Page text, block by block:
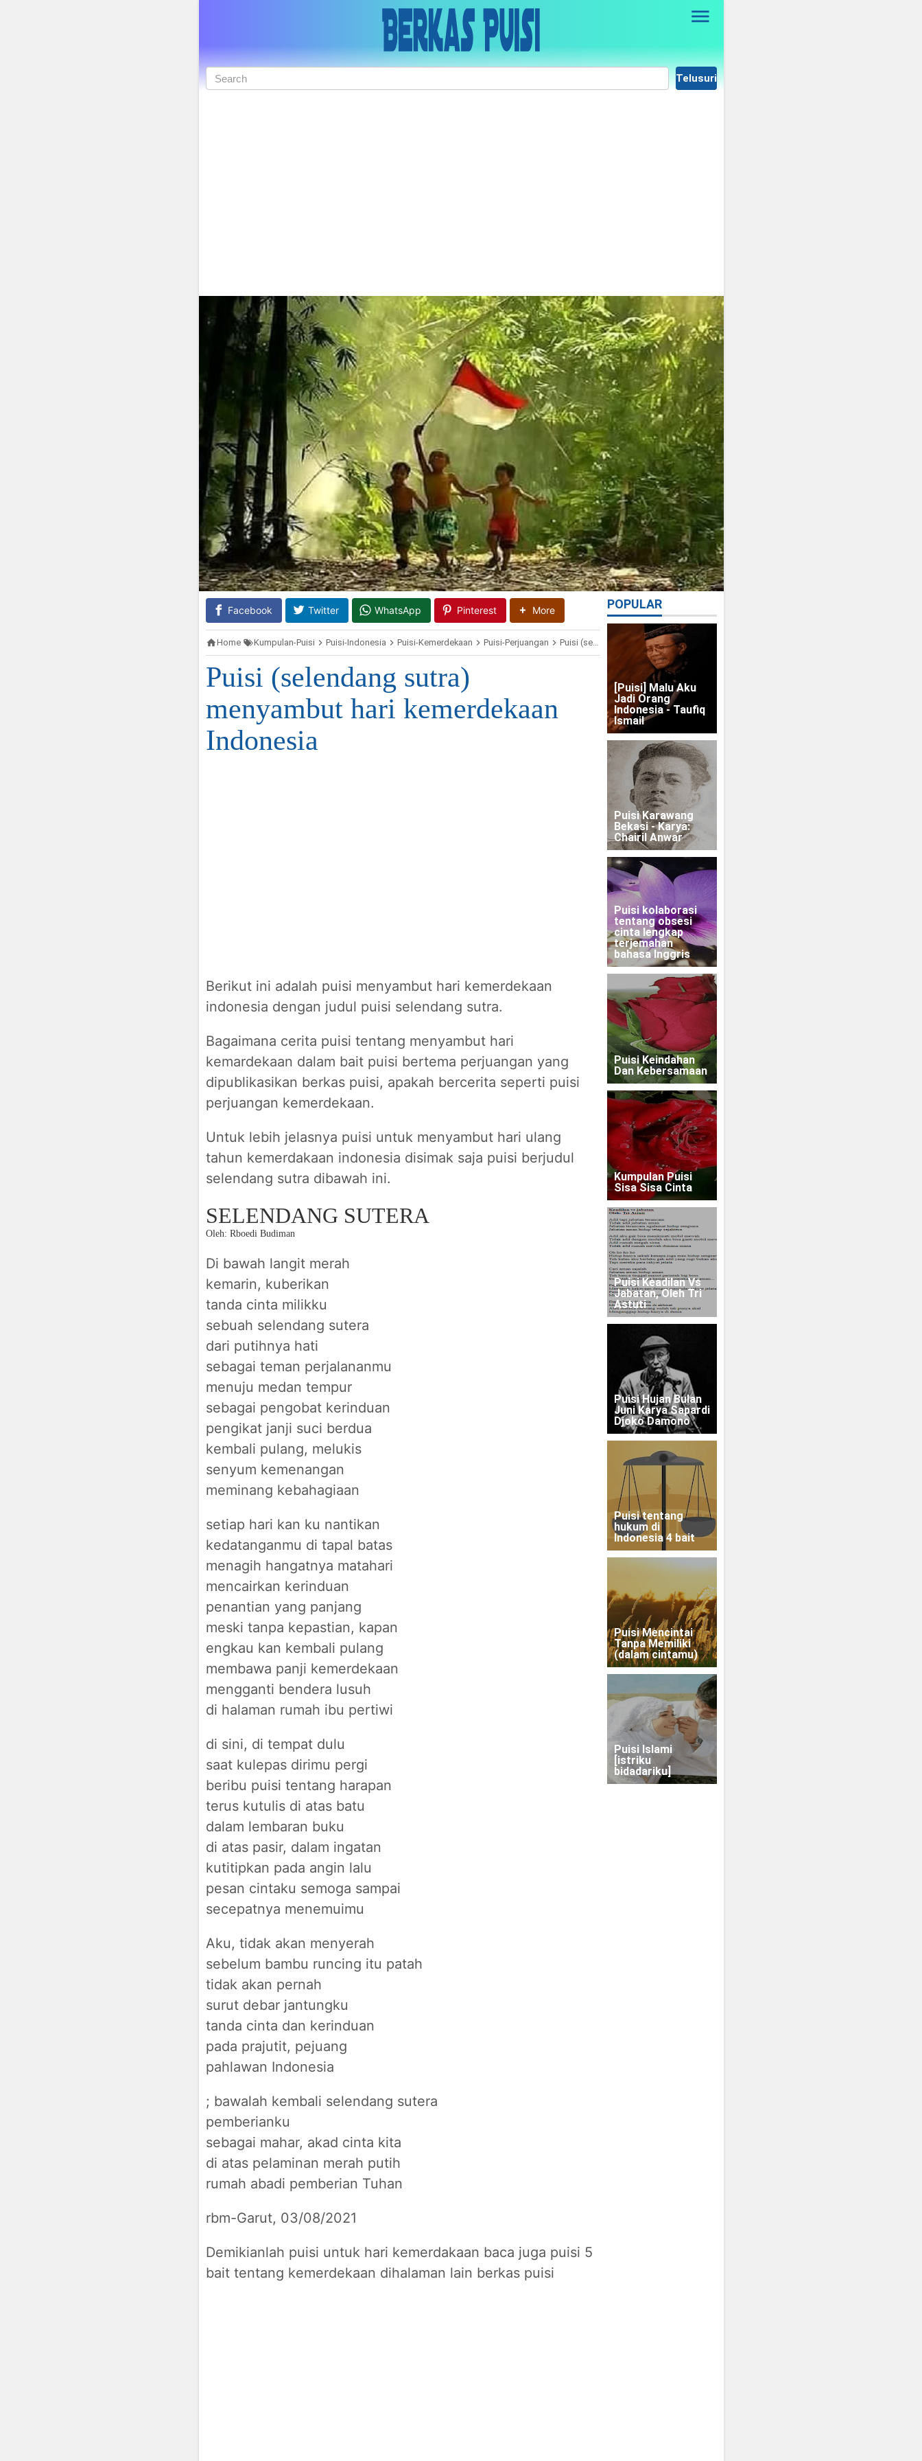
Skip to main content
Facebook Twitter WhatsApp Pinterest More
Home Kumpulan-Puisi Puisi-Indonesia Puisi-Kemerdekaan Puisi-Perjuangan Puisi (selendang sutra) menyambut hari kemerdekaan Indonesia
Puisi (selendang sutra)
menyambut hari kemerdekaan
Indonesia
Berikut ini adalah puisi menyambut hari kemerdekaan
indonesia dengan judul puisi selendang sutra.
Bagaimana cerita puisi tentang menyambut hari
kemardekaan dalam bait puisi bertema perjuangan yang
dipublikasikan berkas puisi, apakah bercerita seperti puisi
perjuangan kemerdekaan.
Untuk lebih jelasnya puisi untuk menyambut hari ulang
tahun kemerdakaan indonesia disimak saja puisi berjudul
selendang sutra dibawah ini.
SELENDANG SUTERA
Oleh: Rboedi Budiman
Di bawah langit merah
kemarin, kuberikan
tanda cinta milikku
sebuah selendang sutera
dari putihnya hati
sebagai teman perjalananmu
menuju medan tempur
sebagai pengobat kerinduan
pengikat janji suci berdua
kembali pulang, melukis
senyum kemenangan
meminang kebahagiaan
setiap hari kan ku nantikan
kedatanganmu di tapal batas
menagih hangatnya matahari
mencairkan kerinduan
penantian yang panjang
meski tanpa kepastian, kapan
engkau kan kembali pulang
membawa panji kemerdekaan
mengganti bendera lusuh
di halaman rumah ibu pertiwi
di sini, di tempat dulu
saat kulepas dirimu pergi
beribu puisi tentang harapan
terus kutulis di atas batu
dalam lembaran buku
di atas pasir, dalam ingatan
kutitipkan pada angin lalu
pesan cintaku semoga sampai
secepatnya menemuimu
Aku, tidak akan menyerah
sebelum bambu runcing itu patah
tidak akan pernah
surut debar jantungku
tanda cinta dan kerinduan
pada prajutit, pejuang
pahlawan Indonesia
; bawalah kembali selendang sutera
pemberianku
sebagai mahar, akad cinta kita
di atas pelaminan merah putih
rumah abadi pemberian Tuhan
rbm-Garut, 03/08/2021
Demikianlah puisi untuk hari kemerdakaan baca juga puisi 5
bait tentang kemerdekaan dihalaman lain berkas puisi
POPULAR
[Puisi] Malu Aku
Jadi Orang
Indonesia - Taufiq
Ismail
Puisi Karawang
Bekasi - Karya:
Chairil Anwar
Puisi kolaborasi
tentang obsesi
cinta lengkap
terjemahan
bahasa Inggris
Puisi Keindahan
Dan Kebersamaan
Kumpulan Puisi
Sisa Sisa Cinta
Puisi Keadilan Vs
Jabatan, Oleh Tri
Astuti
Puisi Hujan Bulan
Juni Karya Sapardi
Djoko Damono
Puisi tentang
hukum di
Indonesia 4 bait
Puisi Mencintai
Tanpa Memiliki
(dalam cintamu)
Puisi Islami
[istriku
bidadariku]